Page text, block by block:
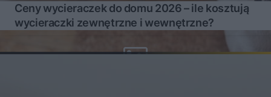
Ceny wycieraczek do domu 2026 – ile kosztują
wycieraczki zewnętrzne i wewnętrzne?